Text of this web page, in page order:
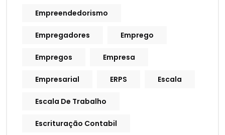
Empreendedorismo
Empregadores Emprego
Empregos Empresa
Empresarial ERPS Escala
Escala De Trabalho
Escrituração Contabil